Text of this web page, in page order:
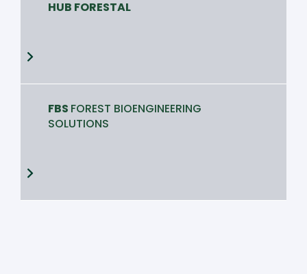
HUB FORESTAL
FBS FOREST BIOENGINEERING
SOLUTIONS